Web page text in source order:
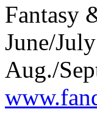
Fantasy
June/
Aug./